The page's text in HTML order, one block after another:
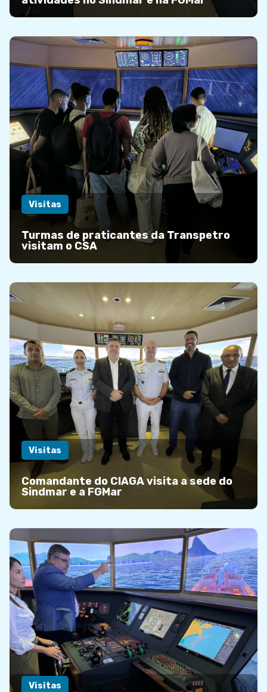
Visitas
Turmas de praticantes da Transpetro
visitam o CSA
Visitas
Comandante do CIAGA visita a sede do
Sindmar e a FGMar
Visitas